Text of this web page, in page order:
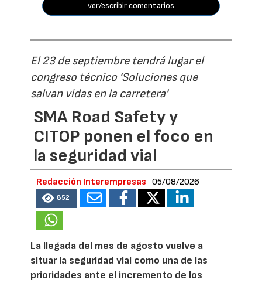
ver/escribir comentarios
El 23 de septiembre tendrá lugar el
congreso técnico 'Soluciones que
salvan vidas en la carretera'
SMA Road Safety y
CITOP ponen el foco en
la seguridad vial
Redacción Interempresas 05/08/2026
852
La llegada del mes de agosto vuelve a
situar la seguridad vial como una de las
prioridades ante el incremento de los